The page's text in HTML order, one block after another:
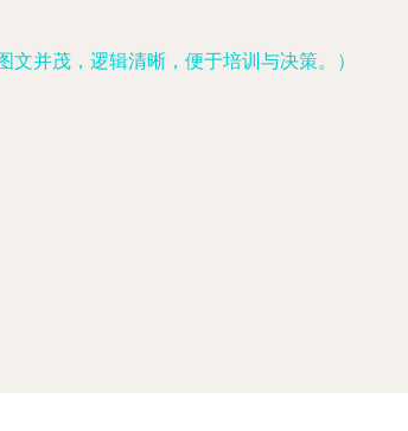
并茂，逻辑清晰，便于培训与决策。）